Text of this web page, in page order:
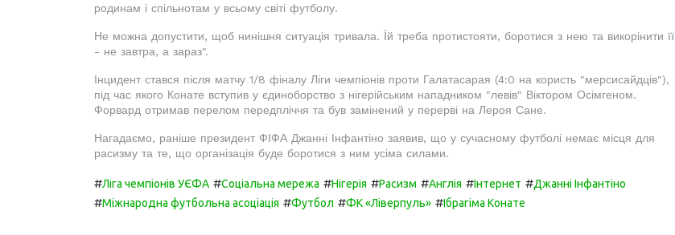
родинам і спільнотам у всьому світі футболу.
Не можна допустити, щоб нинішня ситуація тривала. Їй треба протистояти, боротися з нею та викорінити її
- не завтра, а зараз".
Інцидент стався після матчу 1/8 фіналу Ліги чемпіонів проти Галатасарая (4:0 на користь "мерсисайдців"),
під час якого Конате вступив у єдиноборство з нігерійським нападником "левів" Віктором Осімгеном.
Форвард отримав перелом передпліччя та був замінений у перерві на Лероя Сане.
Нагадаємо, раніше президент ФІФА Джанні Інфантіно заявив, що у сучасному футболі немає місця для
расизму та те, що організація буде боротися з ним усіма силами.
#Ліга чемпіонів УЄФА #Соціальна мережа #Нігерія #Расизм #Англія #Інтернет #Джанні Інфантіно
#Міжнародна футбольна асоціація #Футбол #ФК «Ліверпуль» #Ібрагіма Конате